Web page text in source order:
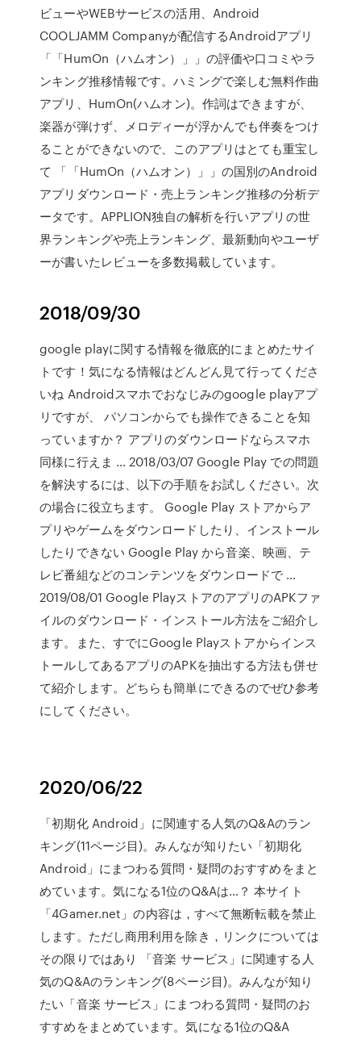
ビューやWEBサービスの活用、Android
COOLJAMM Companyが配信するAndroidアプリ
「「HumOn（ハムオン）」」の評価や口コミやラ
ンキング推移情報です。ハミングで楽しむ無料作曲
アプリ、HumOn(ハムオン)。作詞はできますが、
楽器が弾けず、メロディーが浮かんでも伴奏をつけ
ることができないので、このアプリはとても重宝し
て 「「HumOn（ハムオン）」」の国別のAndroid
アプリダウンロード・売上ランキング推移の分析デ
ータです。APPLION独自の解析を行いアプリの世
界ランキングや売上ランキング、最新動向やユーザ
ーが書いたレビューを多数掲載しています。
2018/09/30
google playに関する情報を徹底的にまとめたサイ
トです！気になる情報はどんどん見て行ってくださ
いね Androidスマホでおなじみのgoogle playアプ
リですが、 パソコンからでも操作できることを知
っていますか？ アプリのダウンロードならスマホ
同様に行えま … 2018/03/07 Google Play での問題
を解決するには、以下の手順をお試しください。次
の場合に役立ちます。 Google Play ストアからア
プリやゲームをダウンロードしたり、インストール
したりできない Google Play から音楽、映画、テ
レビ番組などのコンテンツをダウンロードで …
2019/08/01 Google PlayストアのアプリのAPKファ
イルのダウンロード・インストール方法をご紹介し
ます。また、すでにGoogle Playストアからインス
トールしてあるアプリのAPKを抽出する方法も併せ
て紹介します。どちらも簡単にできるのでぜひ参考
にしてください。
2020/06/22
「初期化 Android」に関連する人気のQ&Aのラン
キング(11ページ目)。みんなが知りたい「初期化
Android」にまつわる質問・疑問のおすすめをまと
めています。気になる1位のQ&Aは…？ 本サイト
「4Gamer.net」の内容は，すべて無断転載を禁止
します。ただし商用利用を除き，リンクについては
その限りではあり 「音楽 サービス」に関連する人
気のQ&Aのランキング(8ページ目)。みんなが知り
たい「音楽 サービス」にまつわる質問・疑問のお
すすめをまとめています。気になる1位のQ&A